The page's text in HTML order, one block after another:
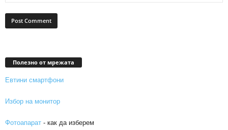
Полезно от мрежата
Евтини смартфони
Избор на монитор
Фотоапарат - как да изберем